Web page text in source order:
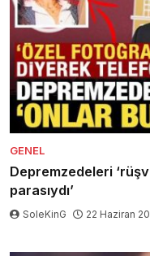
GENEL
Depremzedeleri
parasıydı’
SoleKinG 22 Haziran